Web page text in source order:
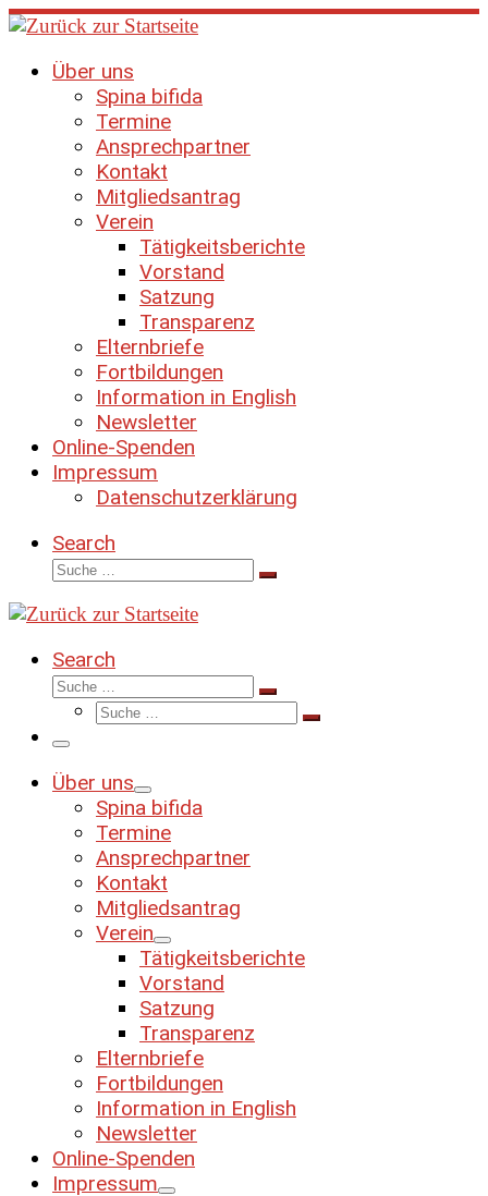
Zum
springenÜber uns
Spina bifida
Termine
Ansprechpartner
Kontakt
Mitgliedsantrag
Verein
Tätigkeitsberichte
Vorstand
Satzung
Transparenz
Elternbriefe
Fortbildungen
Information in English
Newsletter
Online-Spenden
Impressum
Datenschutzerklärung
Search
Suche
Suche
Search
Suche
Suche
Suche
Suche
Menü
Über uns
Spina bifida
Termine
Ansprechpartner
Kontakt
Mitgliedsantrag
Verein
Tätigkeitsberichte
Vorstand
Satzung
Transparenz
Elternbriefe
Fortbildungen
Information in English
Newsletter
Online-Spenden
Impressum